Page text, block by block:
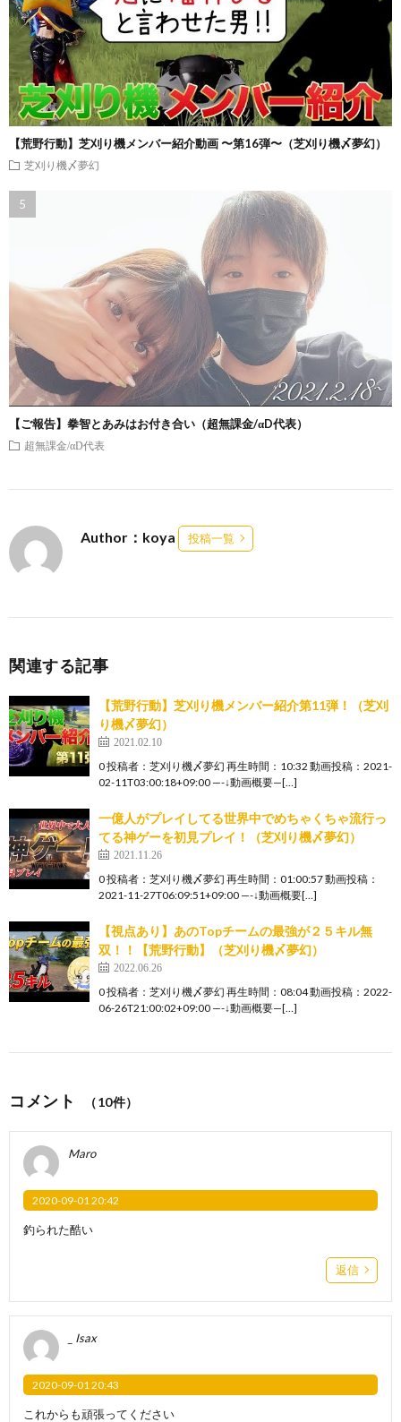
【荒野行動】芝刈り機メンバー紹介動画 〜第16弾〜（芝刈り機〆夢幻）
芝刈り機〆夢幻
【ご報告】拳智とあみはお付き合い（超無課金/αD代表）
超無課金/αD代表
Author：koya 投稿一覧
関連する記事
【荒野行動】芝刈り機メンバー紹介第11弾！（芝刈
り機〆夢幻）
2021.02.10
0 投稿者：芝刈り機〆夢幻 再生時間：10:32 動画投稿：2021-
02-11T03:00:18+09:00 —-↓動画概要—[…]
一億人がプレイしてる世界中でめちゃくちゃ流行っ
てる神ゲーを初見プレイ！（芝刈り機〆夢幻）
2021.11.26
0 投稿者：芝刈り機〆夢幻 再生時間：01:00:57 動画投稿：
2021-11-27T06:09:51+09:00 —-↓動画概要[…]
【視点あり】あのTopチームの最強が２５キル無
双！！【荒野行動】（芝刈り機〆夢幻）
2022.06.26
0 投稿者：芝刈り機〆夢幻 再生時間：08:04 動画投稿：2022-
06-26T21:00:02+09:00 —-↓動画概要—[…]
コメント （10件）
Maro
2020-09-01 20:42
釣られた酷い
返信
_ Isax
2020-09-01 20:43
これからも頑張ってください